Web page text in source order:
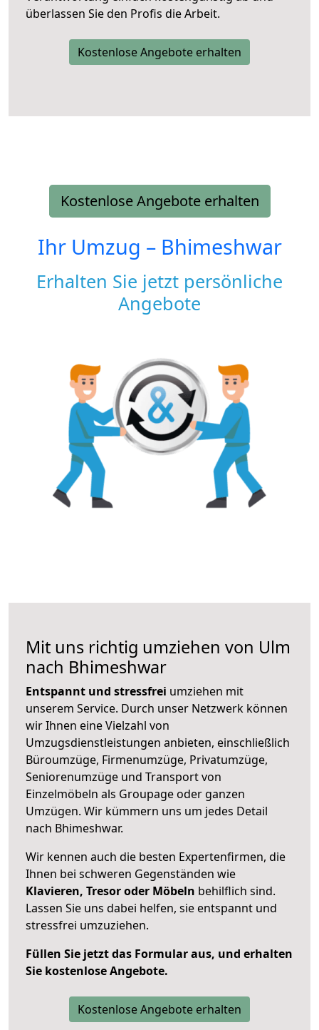
überlassen Sie den Profis die Arbeit.
Kostenlose Angebote erhalten
Kostenlose Angebote erhalten
Ihr Umzug – Bhimeshwar
Erhalten Sie jetzt persönliche
Angebote
Mit uns richtig umziehen von Ulm
nach Bhimeshwar
Entspannt und stressfrei umziehen mit
unserem Service. Durch unser Netzwerk können
wir Ihnen eine Vielzahl von
Umzugsdienstleistungen anbieten, einschließlich
Büroumzüge, Firmenumzüge, Privatumzüge,
Seniorenumzüge und Transport von
Einzelmöbeln als Groupage oder ganzen
Umzügen. Wir kümmern uns um jedes Detail
nach Bhimeshwar.
Wir kennen auch die besten Expertenfirmen, die
Ihnen bei schweren Gegenständen wie
Klavieren, Tresor oder Möbeln behilflich sind.
Lassen Sie uns dabei helfen, sie entspannt und
stressfrei umzuziehen.
Füllen Sie jetzt das Formular aus, und erhalten
Sie kostenlose Angebote.
Kostenlose Angebote erhalten